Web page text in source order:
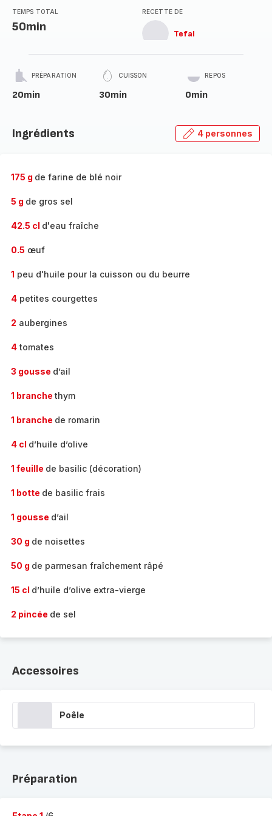
TEMPS TOTAL
50min
RECETTE DE
Tefal
PRÉPARATION
20min
CUISSON
30min
REPOS
0min
Ingrédients 4 personnes
175 g de farine de blé noir
5 g de gros sel
42.5 cl d'eau fraîche
0.5 œuf
1 peu d'huile pour la cuisson ou du beurre
4 petites courgettes
2 aubergines
4 tomates
3 gousse d’ail
1 branche thym
1 branche de romarin
4 cl d’huile d’olive
1 feuille de basilic (décoration)
1 botte de basilic frais
1 gousse d’ail
30 g de noisettes
50 g de parmesan fraîchement râpé
15 cl d’huile d’olive extra-vierge
2 pincée de sel
Accessoires
Poêle
Préparation